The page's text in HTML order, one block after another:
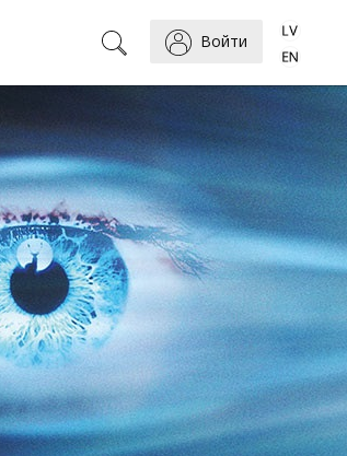
Войти